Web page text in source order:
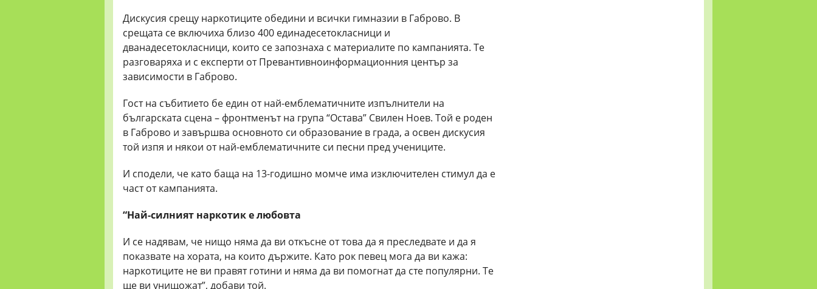
Дискусия срещу наркотиците обедини и всички гимназии в Габрово. В
срещата се включиха близо 400 единадесетокласници и
дванадесетокласници, които се запознаха с материалите по кампанията. Те
разговаряха и с експерти от Превантивноинформационния център за
зависимости в Габрово.
Гост на събитието бе един от най-емблематичните изпълнители на
българската сцена – фронтменът на група “Остава” Свилен Ноев. Той е роден
в Габрово и завършва основното си образование в града, а освен дискусия
той изпя и някои от най-емблематичните си песни пред учениците.
И сподели, че като баща на 13-годишно момче има изключителен стимул да е
част от кампанията.
“Най-силният наркотик е любовта
И се надявам, че нищо няма да ви откъсне от това да я преследвате и да я
показвате на хората, на които държите. Като рок певец мога да ви кажа:
наркотиците не ви правят готини и няма да ви помогнат да сте популярни. Те
ще ви унищожат”, добави той.